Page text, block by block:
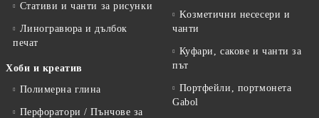
Стативи и чанти за рисунки
Линогравюра и дълбок
печат
Хоби и креатив
Полимерна глина
Перфоратори / Пънчове за
Kозметични несесери и
чанти
Куфари, сакове и чанти за
път
Портфейли, портмонета
Gabol